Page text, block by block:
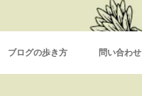
ブログの歩き方 問い合わせ